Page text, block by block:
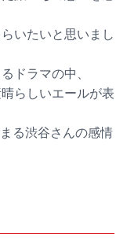
いたいと思いまし
ドラマの中、
らしいエールが表
る渋谷さんの感情